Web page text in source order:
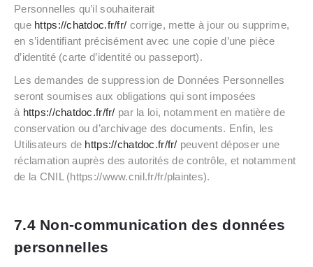
Personnelles qu’il souhaiterait
que https://chatdoc.fr/fr/ corrige, mette à jour ou supprime,
en s’identifiant précisément avec une copie d’une pièce
d’identité (carte d’identité ou passeport).
Les demandes de suppression de Données Personnelles
seront soumises aux obligations qui sont imposées
à https://chatdoc.fr/fr/ par la loi, notamment en matière de
conservation ou d’archivage des documents. Enfin, les
Utilisateurs de https://chatdoc.fr/fr/ peuvent déposer une
réclamation auprès des autorités de contrôle, et notamment
de la CNIL (https://www.cnil.fr/fr/plaintes).
7.4 Non-communication des données
personnelles